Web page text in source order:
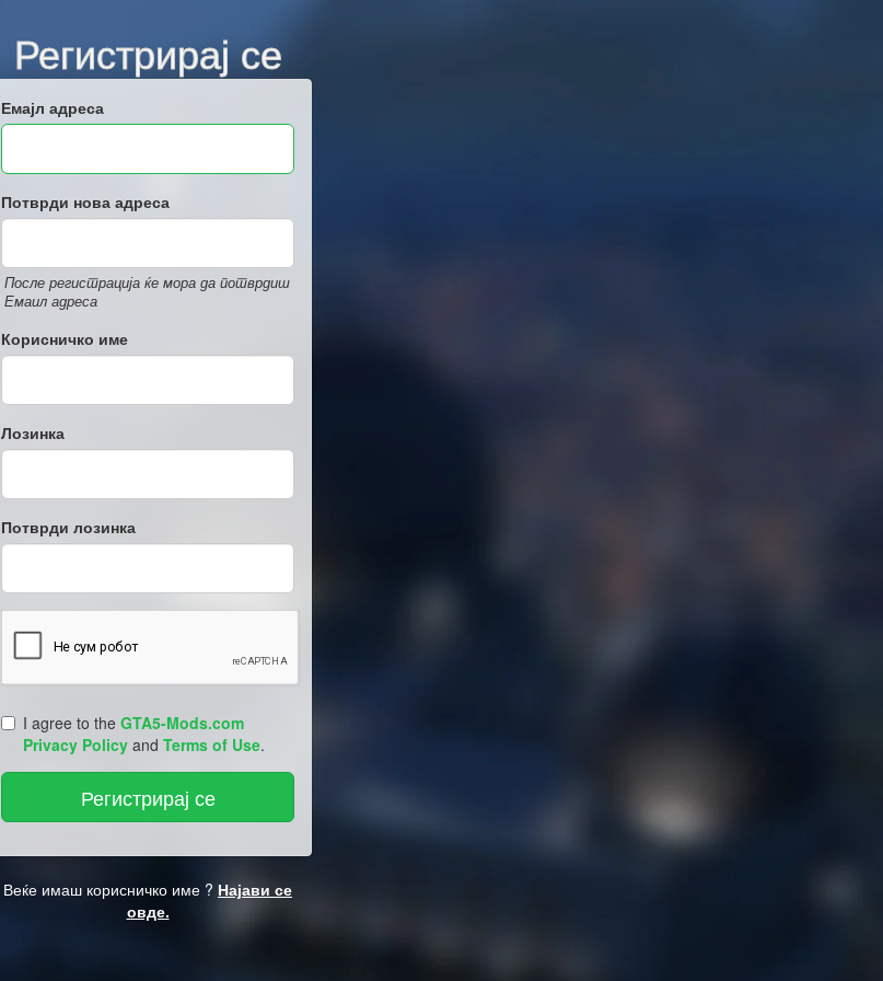
Регистрирај се
Емајл адреса
Потврди нова адреса
После регистрација ќе мора да потврдиш
Емаил адреса
Корисничко име
Лозинка
Потврди лозинка
I agree to the GTA5-Mods.com
Privacy Policy and Terms of Use.
Веќе имаш корисничко име ? Најави се
овде.